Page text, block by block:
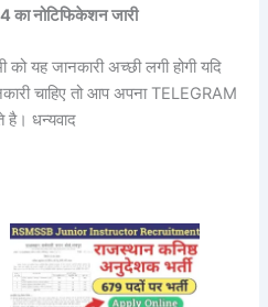
का नोटिफिकेशन जारी
यह जानकारी अच्छी लगी होगी यदि
चाहिए तो आप अपना TELEGRAM
धन्यवाद